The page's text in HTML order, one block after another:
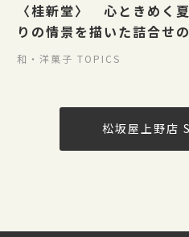
〈桂新堂〉 心ときめく
りの情景を描いた詰合せ
紹介！
和・洋菓子 TOPICS
松坂屋上野店